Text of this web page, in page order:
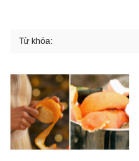
Từ khóa: